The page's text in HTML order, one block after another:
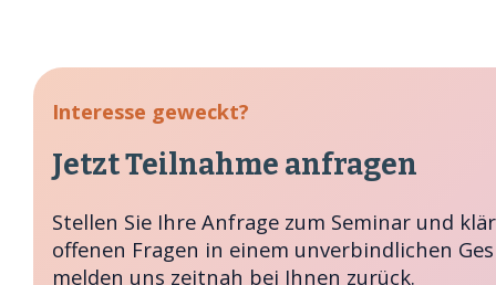
Interesse geweckt?
Jetzt Teilnahme anfragen
Stellen Sie Ihre Anfrage zum Seminar und
offenen Fragen in einem unverbindlichen
melden uns zeitnah bei Ihnen zurück.